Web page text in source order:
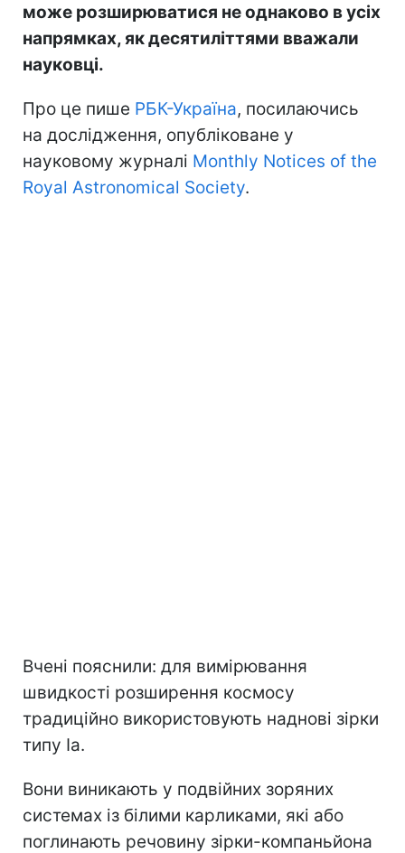
може розширюватися не однаково в усіх
напрямках, як десятиліттями вважали
науковці.
Про це пише РБК-Україна, посилаючись
на дослідження, опубліковане у
науковому журналі Monthly Notices of the
Royal Astronomical Society.
Вчені пояснили: для вимірювання
швидкості розширення космосу
традиційно використовують наднові зірки
типу Ia.
Вони виникають у подвійних зоряних
системах із білими карликами, які або
поглинають речовину зірки-компаньйона